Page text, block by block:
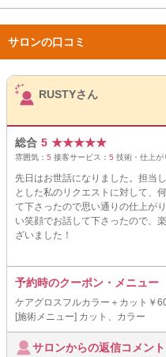
サロンの口コミ
サロンPick Up
RUSTYさん
総合 5 ★★★★★
雰囲気： 5 接客サービス： 5 技術・仕上が
先日はお世話になりました。担当
とした私のリクエストに対して、
て下さったので思い通りの仕上が
い笑顔でお話して下さったので、
ざいました！
予約時のクーポン・メニュー
ケアグロスフルカラー＋カット￥
[施術メニュー] カット、カラー
サロンからの返信コメン